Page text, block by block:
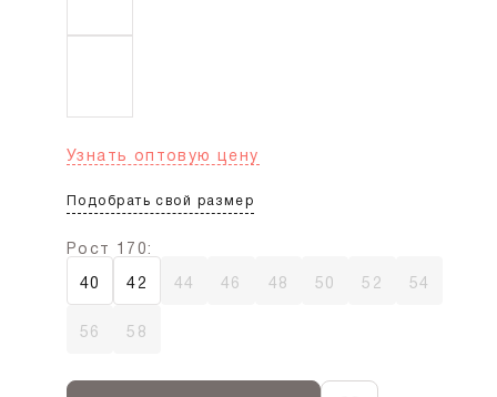
Узнать оптовую цену
Подобрать свой размер
Рост 170:
40
42 44 46 48 50 52 54
56 58